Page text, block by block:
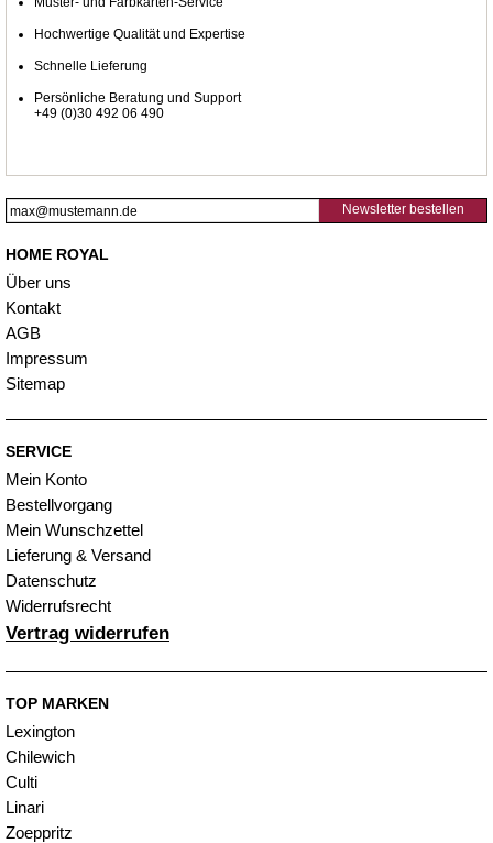
Hochwertige Qualität und Expertise
Schnelle Lieferung
Persönliche Beratung und Support
+49 (0)30 492 06 490
Newsletter bestellen
HOME ROYAL
Über uns
Kontakt
AGB
Impressum
Sitemap
SERVICE
Mein Konto
Bestellvorgang
Mein Wunschzettel
Lieferung & Versand
Datenschutz
Widerrufsrecht
Vertrag widerrufen
TOP MARKEN
Lexington
Chilewich
Culti
Linari
Zoeppritz